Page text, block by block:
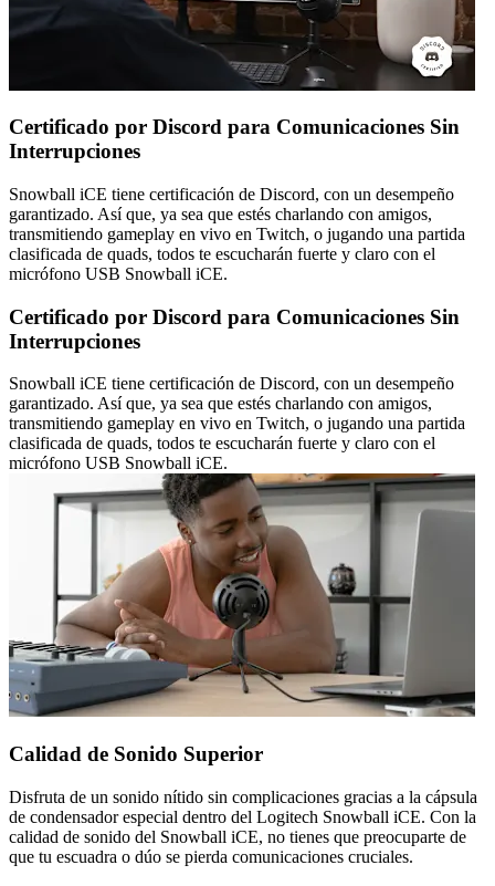
Certificado por Discord para Comunicaciones Sin
Interrupciones
Snowball iCE tiene certificación de Discord, con un desempeño
garantizado. Así que, ya sea que estés charlando con amigos,
transmitiendo gameplay en vivo en Twitch, o jugando una partida
clasificada de quads, todos te escucharán fuerte y claro con el
micrófono USB Snowball iCE.
Certificado por Discord para Comunicaciones Sin
Interrupciones
Snowball iCE tiene certificación de Discord, con un desempeño
garantizado. Así que, ya sea que estés charlando con amigos,
transmitiendo gameplay en vivo en Twitch, o jugando una partida
clasificada de quads, todos te escucharán fuerte y claro con el
micrófono USB Snowball iCE.
Calidad de Sonido Superior
Disfruta de un sonido nítido sin complicaciones gracias a la cápsula
de condensador especial dentro del Logitech Snowball iCE. Con la
calidad de sonido del Snowball iCE, no tienes que preocuparte de
que tu escuadra o dúo se pierda comunicaciones cruciales.